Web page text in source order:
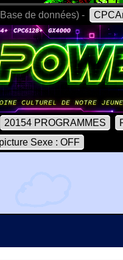
de données) -
20154 PROGRAMMES
Sexe : OFF